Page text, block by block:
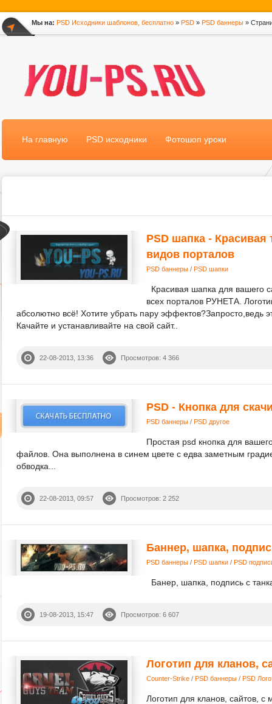
Мы на: PSD Исходники шаблонов, бесплатно » PSD » PSD баннеры »
На главную PSD исходники Фотошоп уроки
PSD шапка -
видов порталов
PSD баннеры / PSD шапки
Красивая шапка для вашего
всех порталов РУНЕТА.
абсолютно всё! Хотите убрать пару эффектов?Запросто,ведь
Качайте и устанавливайте на свой сайт..
22-08-2013, 13:36 Просмотров: 4 366
PSD - Кнопка для
PSD баннеры / PSD другое
Простая psd кнопка для
файлов. Она выполнена в синем цвете с едва заметным
обводка...
22-08-2013, 09:57 Просмотров: 2 252
Баннер, шапка,
PSD баннеры / PSD шапки / PSD
Банер, шапка, подпись с
19-08-2013, 15:47 Просмотров: 6 607
Логотип для кланов,
Counter-Strike / PSD баннеры / PSD
Логотип для кланов, сайтов,